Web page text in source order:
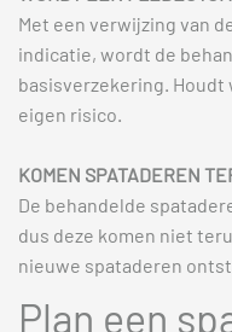
Met een verwijzing van
indicatie, wordt de
basisverzekering.
eigen risico.
KOMEN SPATADEREN
De behandelde
dus deze komen niet
nieuwe spataderen
Plan een